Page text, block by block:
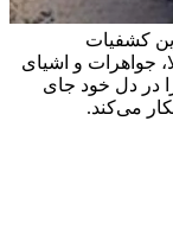
کشفیات
جواهرات و اشیای
در دل خود جای
می‌کند.